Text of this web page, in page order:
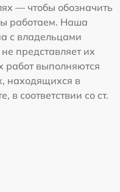
— чтобы обозначить
работаем. Наша
с владельцами
представляет их
работ выполняются
находящихся в
в соответствии со ст.